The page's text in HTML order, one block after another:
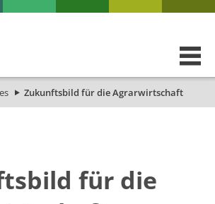
Zukunftsbild für die Agrarwirtschaft
für die